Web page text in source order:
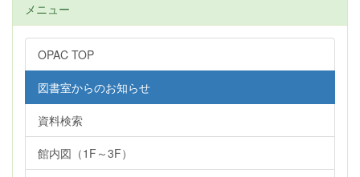
メニュー
OPAC TOP
図書室からのお知らせ
資料検索
館内図（1F～3F）